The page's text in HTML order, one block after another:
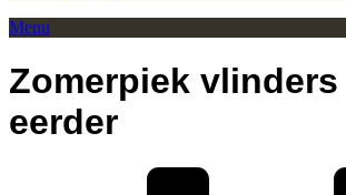
Menu
Zomerpiek vlinders
eerder